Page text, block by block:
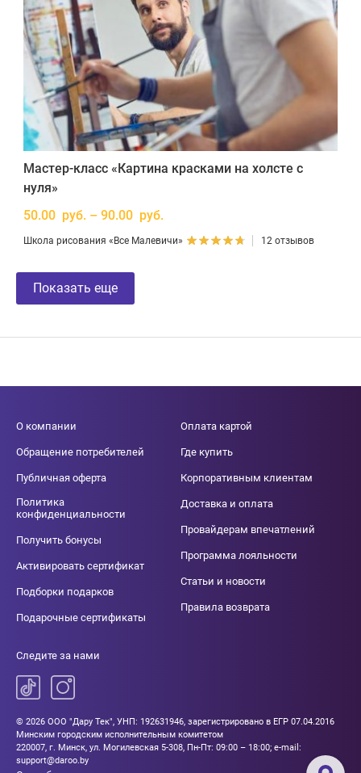
Мастер-класс «Картина красками на холсте с
нуля»
50.00 руб. – 90.00 руб.
Школа рисования «Все Малевичи» 12 отзывов
Показать еще
О компании
Обращение потребителей
Публичная оферта
Политика
конфиденциальности
Получить бонусы
Активировать сертификат
Подборки подарков
Подарочные сертификаты
Оплата картой
Где купить
Корпоративным клиентам
Доставка и оплата
Провайдерам впечатлений
Программа лояльности
Статьи и новости
Правила возврата
Следите за нами
© 2026 ООО "Дару Тек", УНП: 192631946, зарегистрировано в ЕГР 07.04.2016
Минским городским исполнительным комитетом
220007, г. Минск, ул. Могилевская 5-308, Пн-Пт: 09:00 – 18:00; e-mail:
support@daroo.by